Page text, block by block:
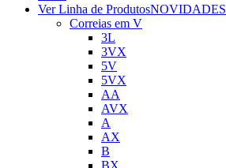
Ver Linha de ProdutosNOVIDADES
Correias em V
3L
3VX
5V
5VX
AA
AVX
A
AX
B
BX